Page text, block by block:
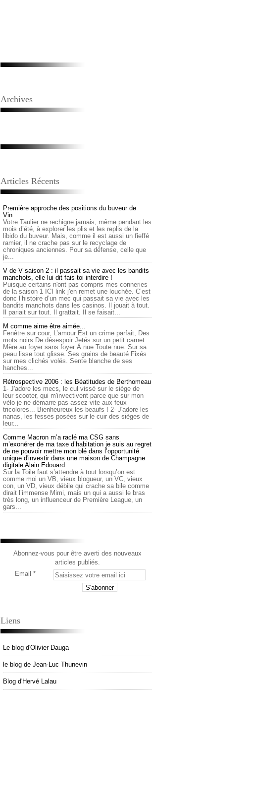
Archives
Articles Récents
Première approche des positions du buveur de
Vin…
Votre Taulier ne rechigne jamais, même pendant les
mois d’été, à explorer les plis et les replis de la
libido du buveur. Mais, comme il est aussi un fieffé
ramier, il ne crache pas sur le recyclage de
chroniques anciennes. Pour sa défense, celle que
je...
V de V saison 2 : il passait sa vie avec les bandits
manchots, elle lui dit fais-toi interdire !
Puisque certains n'ont pas compris mes conneries
de la saison 1 ICI link j'en remet une louchée. C’est
donc l’histoire d’un mec qui passait sa vie avec les
bandits manchots dans les casinos. Il jouait à tout.
Il pariait sur tout. Il grattait. Il se faisait...
M comme aime être aimée...
Fenêtre sur cour, L’amour Est un crime parfait, Des
mots noirs De désespoir Jetés sur un petit carnet.
Mère au foyer sans foyer À nue Toute nue. Sur sa
peau lisse tout glisse. Ses grains de beauté Fixés
sur mes clichés volés. Sente blanche de ses
hanches...
Rétrospective 2006 : les Béatitudes de Berthomeau
1- J'adore les mecs, le cul vissé sur le siège de
leur scooter, qui m'invectivent parce que sur mon
vélo je ne démarre pas assez vite aux feux
tricolores... Bienheureux les beaufs ! 2- J'adore les
nanas, les fesses posées sur le cuir des sièges de
leur...
Comme Macron m’a raclé ma CSG sans
m’exonérer de ma taxe d’habitation je suis au regret
de ne pouvoir mettre mon blé dans l’opportunité
unique d'investir dans une maison de Champagne
digitale Alain Edouard
Sur la Toile faut s’attendre à tout lorsqu’on est
comme moi un VB, vieux blogueur, un VC, vieux
con, un VD, vieux débile qui crache sa bile comme
dirait l’immense Mimi, mais un qui a aussi le bras
très long, un influenceur de Première League, un
gars...
Abonnez-vous pour être averti des nouveaux
articles publiés.
Email
Liens
Le blog d'Olivier Dauga
le blog de Jean-Luc Thunevin
Blog d'Hervé Lalau